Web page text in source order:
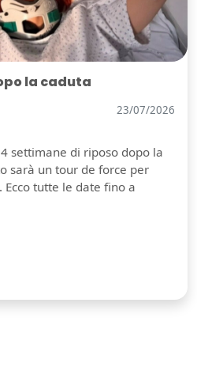
la caduta
23/07/2026
settimane di riposo dopo la
sarà un tour de force per
tutte le date fino a